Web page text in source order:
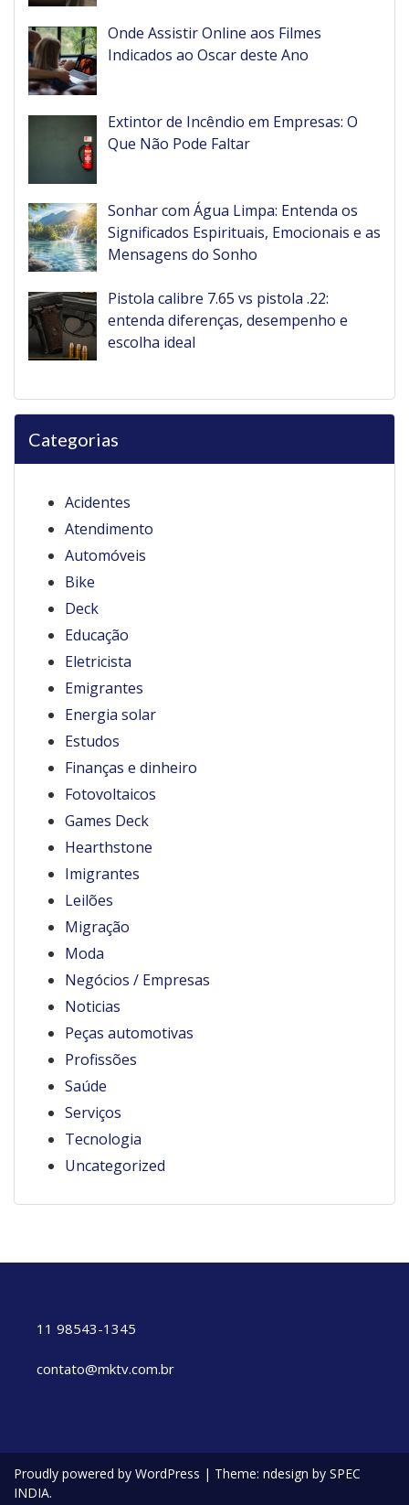
Onde Assistir Online aos Filmes
Indicados ao Oscar deste Ano
Extintor de Incêndio em Empresas: O
Que Não Pode Faltar
Sonhar com Água Limpa: Entenda os
Significados Espirituais, Emocionais e as
Mensagens do Sonho
Pistola calibre 7.65 vs pistola .22:
entenda diferenças, desempenho e
escolha ideal
Categorias
Acidentes
Atendimento
Automóveis
Bike
Deck
Educação
Eletricista
Emigrantes
Energia solar
Estudos
Finanças e dinheiro
Fotovoltaicos
Games Deck
Hearthstone
Imigrantes
Leilões
Migração
Moda
Negócios / Empresas
Noticias
Peças automotivas
Profissões
Saúde
Serviços
Tecnologia
Uncategorized
11 98543-1345
contato@mktv.com.br
Proudly powered by WordPress | Theme: ndesign by SPEC
INDIA.